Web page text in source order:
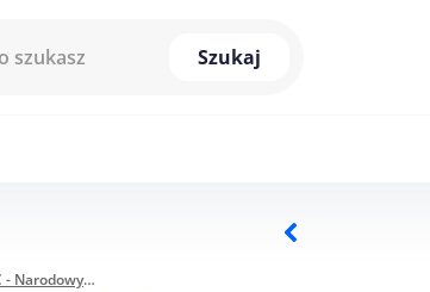
Szukaj
WĘGLINIEC - Narodowy Dzień Pamięci o Polakach – Ofiarach Ludobójstwa dokonanego przez OUN i UPA